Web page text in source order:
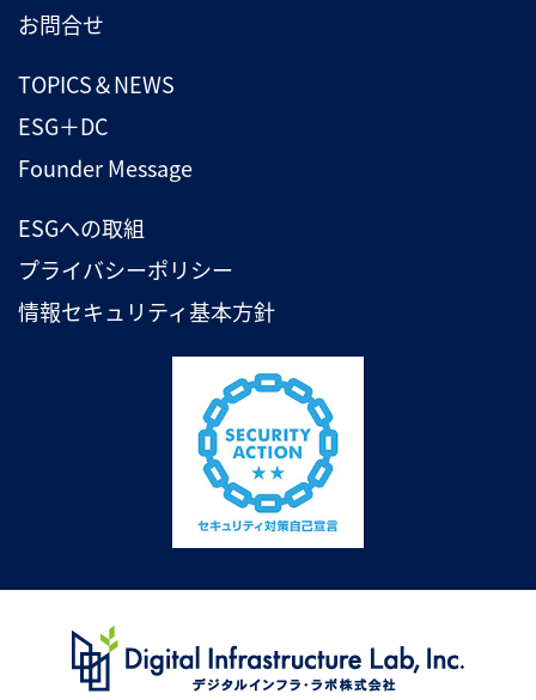
お問合せ
TOPICS＆NEWS
ESG＋DC
Founder Message
ESGへの取組
プライバシーポリシー
情報セキュリティ基本方針